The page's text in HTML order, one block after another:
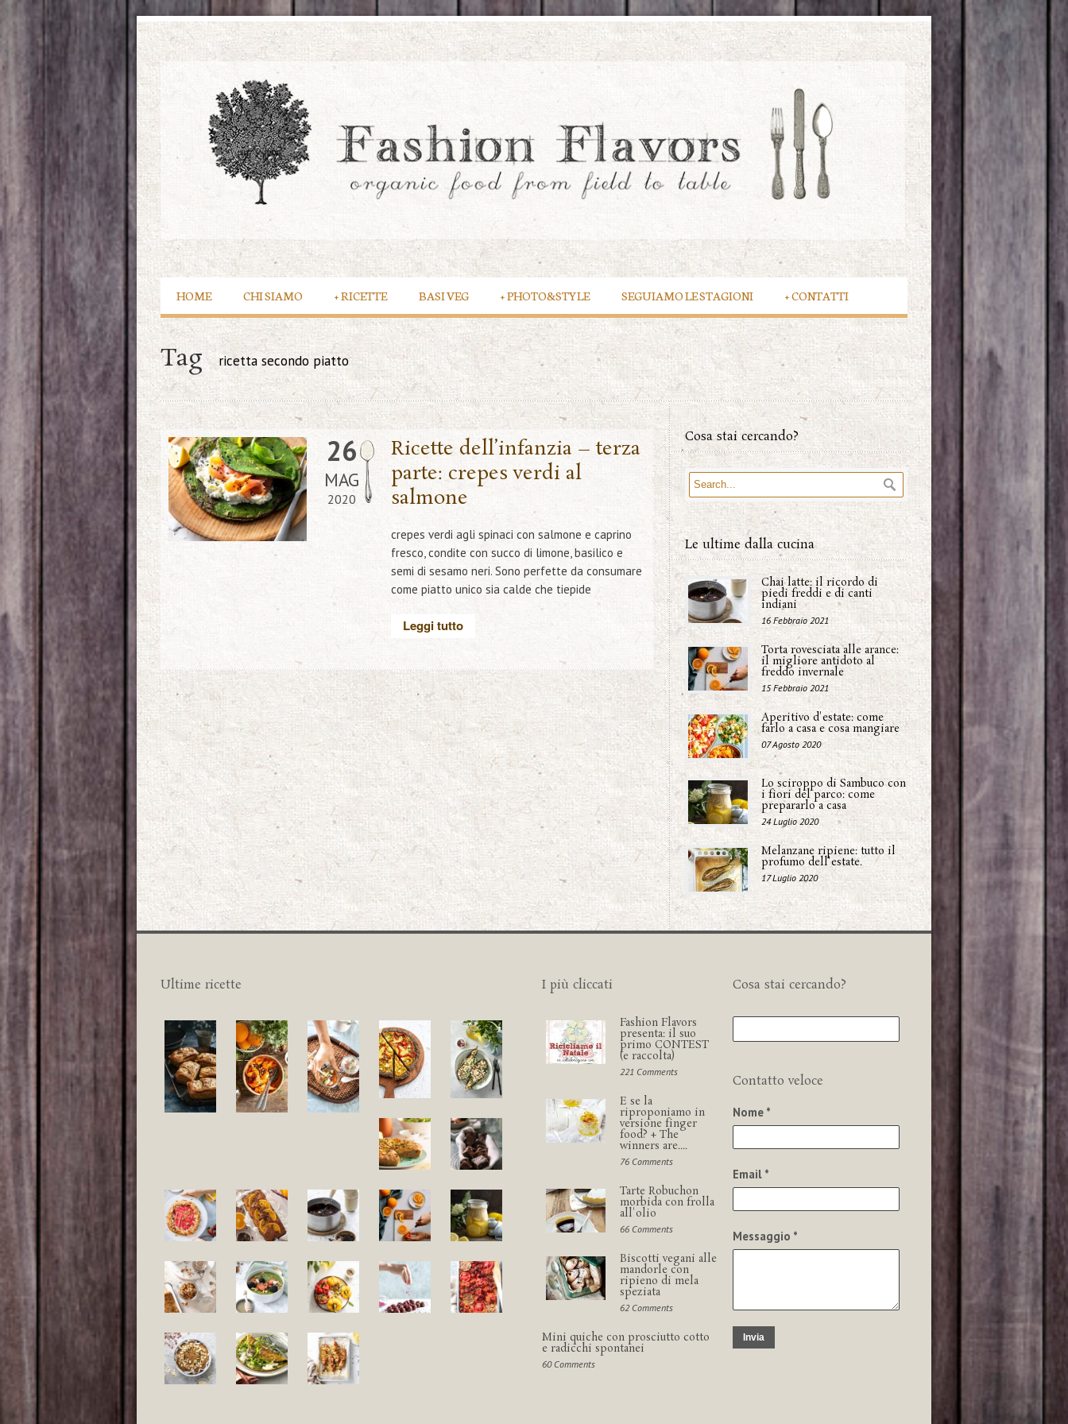
HOME CHI SIAMO RICETTE
+ BASI VEG PHOTO&STYLE
+ SEGUIAMO LE STAGIONI CONTATTI
+
Tag ricetta secondo piatto
26
MAG
2020
Ricette dell’infanzia – terza
parte: crepes verdi al
salmone
crepes verdi agli spinaci con salmone e caprino
fresco, condite con succo di limone, basilico e
semi di sesamo neri. Sono perfette da consumare
come piatto unico sia calde che tiepide
Leggi tutto
Cosa stai cercando?
Le ultime dalla cucina
Chai latte: il ricordo di
piedi freddi e di canti
indiani
16 Febbraio 2021
Torta rovesciata alle arance:
il migliore antidoto al
freddo invernale
15 Febbraio 2021
Aperitivo d'estate: come
farlo a casa e cosa mangiare
07 Agosto 2020
Lo sciroppo di Sambuco con
i fiori del parco: come
prepararlo a casa
24 Luglio 2020
Melanzane ripiene: tutto il
profumo dell'estate.
17 Luglio 2020
Ultime ricette I più cliccati
Fashion Flavors
presenta: il suo
primo CONTEST
(e raccolta)
221 Comments
E se la
riproponiamo in
versione finger
food? + The
winners are....
76 Comments
Tarte Robuchon
morbida con frolla
all'olio
66 Comments
Biscotti vegani alle
mandorle con
ripieno di mela
speziata
62 Comments
Mini quiche con prosciutto cotto
e radicchi spontanei
60 Comments
Cosa stai cercando?
Contatto veloce
Nome *
Email *
Messaggio *
Invia